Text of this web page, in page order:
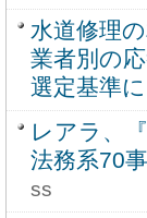
水道修理
業者別の
選定基準に
レアラ、
法務系70
ss